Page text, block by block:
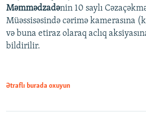
720p 1080p
Məmmədzadənin 10 saylı
Müəssisəsində cərimə kamerasına
və buna etiraz olaraq aclıq
bildirilir.
Ətraflı burada oxuyun